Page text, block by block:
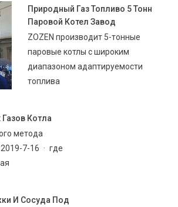
Природный Газ Топливо 5 Тонн
Паровой Котел Завод
ZOZEN производит 5-тонные
паровые котлы с широким
диапазоном адаптируемости
топлива
Котла
метода
7-16 · где
И Сосуда Под